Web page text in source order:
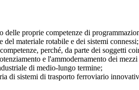
proprie competenze di
materiale rotabile e dei sistemi connessi;
perché, da parte dei soggetti
e l'ammodernamento dei
di medio-lungo termine;
di sistemi di trasporto ferroviario